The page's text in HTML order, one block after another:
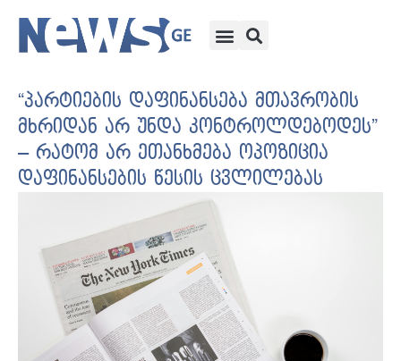
“პარტიების დაფინანსება მთავრობის
მხრიდან არ უნდა კონტროლდებოდეს”
– რატომ არ ეთანხმება ოპოზიცია
დაფინანსების წესის ცვლილებას